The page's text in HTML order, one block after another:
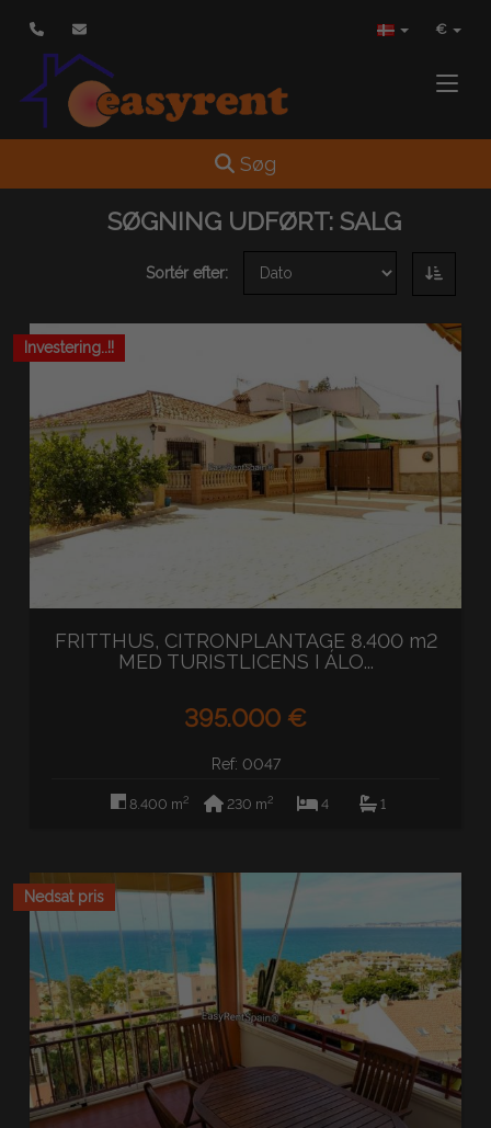
€
Toggle navigation
Søg
SØGNING UDFØRT:SALG
Sortér efter:
Investering..!!
FRITTHUS, CITRONPLANTAGE 8.400 m2
MED TURISTLICENS I ÁLO...
395.000 €
Ref: 0047
8.400 m2 230 m2 4 1
Nedsat pris